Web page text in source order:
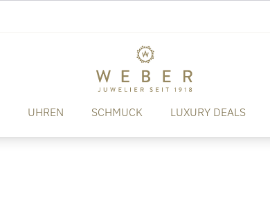
UHREN SCHMUCK LUXURY DEALS